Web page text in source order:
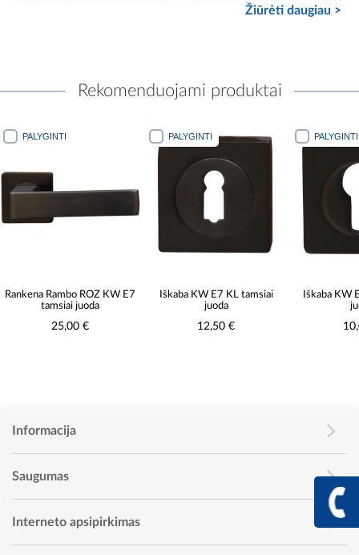
Žiūrėti daugiau >
Rekomenduojami produktai
PALYGINTI
Rankena Rambo ROZ KW E7
tamsiai juoda
25,00 €
PALYGINTI
Iškaba KW E7 KL tamsiai
juoda
12,50 €
PALYGINTI
Iškaba KW
Informacija
Saugumas
Interneto apsipirkimas
+370 617
Info linija I - V 9:00 -